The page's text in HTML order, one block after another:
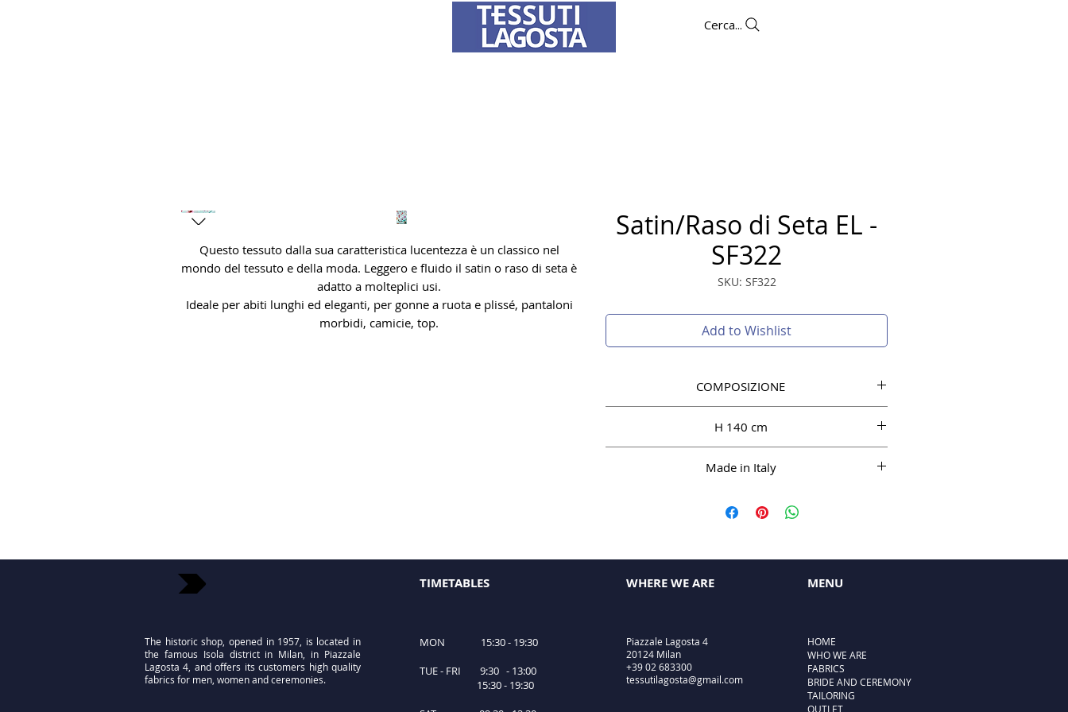
Cerca...
Questo tessuto dalla sua caratteristica lucentezza è un classico nel
mondo del tessuto e della moda. Leggero e fluido il satin o raso di seta è
adatto a molteplici usi.
Ideale per abiti lunghi ed eleganti, per gonne a ruota e plissé, pantaloni
morbidi, camicie, top.
Satin/Raso di Seta EL -
SF322
SKU: SF322
Add to Wishlist
COMPOSIZIONE
H 140 cm
Made in Italy
The historic shop, opened in 1957, is located in
the famous Isola district in Milan, in Piazzale
Lagosta 4, and offers its customers high quality
fabrics for men, women and ceremonies.
TIMETABLES
MON 15:30 - 19:30
TUE - FRI 9:30 - 13:00
15:30 - 19:30
WHERE WE ARE
Piazzale Lagosta 4
20124 Milan
+39 02 683300
tessutilagosta@gmail.com
MENU
HOME
WHO WE ARE
FABRICS
BRIDE AND CEREMONY
TAILORING
OUTLET